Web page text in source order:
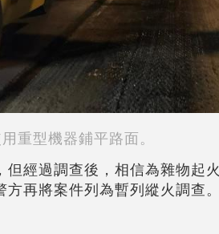
重型機器鋪平路面。
經過調查後，相信為雜物起
再將案件列為暫列縱火調查。